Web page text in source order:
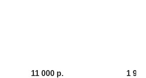
11 000 р. 1 990